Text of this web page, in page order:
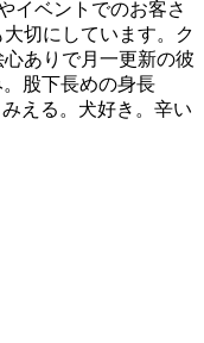
イベントでのお客さ
切にしています。ク
ありで月一更新の彼
股下長めの身長
える。犬好き。辛い